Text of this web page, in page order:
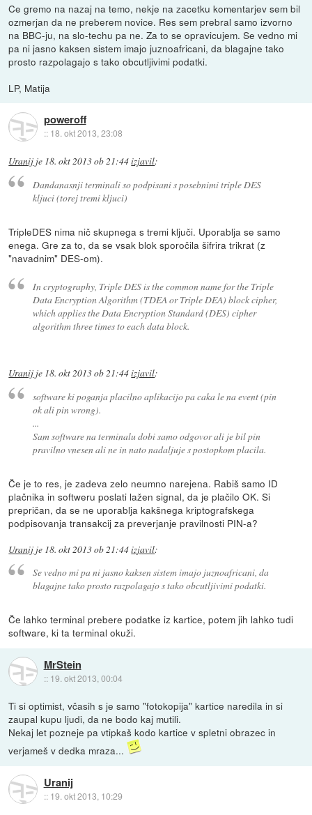
Ce gremo na nazaj na temo, nekje na zacetku komentarjev sem bil
ozmerjan da ne preberem novice. Res sem prebral samo izvorno
na BBC-ju, na slo-techu pa ne. Za to se opravicujem. Se vedno mi
pa ni jasno kaksen sistem imajo juznoafricani, da blagajne tako
prosto razpolagajo s tako obcutljivimi podatki.
LP, Matija
poweroff
:: 18. okt 2013, 23:08
Uranij je 18. okt 2013 ob 21:44izjavil:
Dandanasnji terminali so podpisani s posebnimi triple DES
kljuci (torej tremi kljuci)
TripleDES nima nič skupnega s tremi ključi. Uporablja se samo
enega. Gre za to, da se vsak blok sporočila šifrira trikrat (z
"navadnim" DES-om).
In cryptography, Triple DES is the common name for the Triple
Data Encryption Algorithm (TDEA or Triple DEA) block cipher,
which applies the Data Encryption Standard (DES) cipher
algorithm three times to each data block.
Uranij je 18. okt 2013 ob 21:44izjavil:
software ki poganja placilno aplikacijo pa caka le na event (pin
ok ali pin wrong).
...
Sam software na terminalu dobi samo odgovor ali je bil pin
pravilno vnesen ali ne in nato nadaljuje s postopkom placila.
Če je to res, je zadeva zelo neumno narejena. Rabiš samo ID
plačnika in softweru poslati lažen signal, da je plačilo OK. Si
prepričan, da se ne uporablja kakšnega kriptografskega
podpisovanja transakcij za preverjanje pravilnosti PIN-a?
Uranij je 18. okt 2013 ob 21:44izjavil:
Se vedno mi pa ni jasno kaksen sistem imajo juznoafricani, da
blagajne tako prosto razpolagajo s tako obcutljivimi podatki.
Če lahko terminal prebere podatke iz kartice, potem jih lahko tudi
software, ki ta terminal okuži.
MrStein
:: 19. okt 2013, 00:04
Ti si optimist, včasih s je samo "fotokopija" kartice naredila in si
zaupal kupu ljudi, da ne bodo kaj mutili.
Nekaj let pozneje pa vtipkaš kodo kartice v spletni obrazec in
verjameš v dedka mraza...
Uranij
:: 19. okt 2013, 10:29